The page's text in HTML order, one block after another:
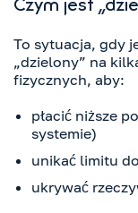
Czym jest
To sytuacja, gdy
„dzielony” na
fizycznych, aby:
płacić niższe
systemie)
unikać limitu
ukrywać